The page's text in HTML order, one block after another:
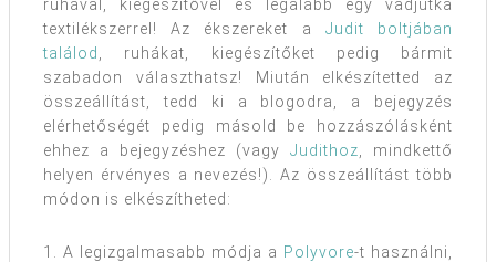
ruhával, kiegészítővel és legalább egy vadjutka
textilékszerrel! Az ékszereket a Judit boltjában
találod
, ruhákat, kiegészítőket pedig bármit
szabadon választhatsz! Miután elkészítetted az
összeállítást, tedd ki a blogodra, a bejegyzés
elérhetőségét pedig másold be hozzászólásként
ehhez a bejegyzéshez (vagy Judithoz , mindkettő
helyen érvényes a nevezés!). Az összeállítást több
módon is elkészítheted:
1. A legizgalmasabb módja a Polyvore-t használni,